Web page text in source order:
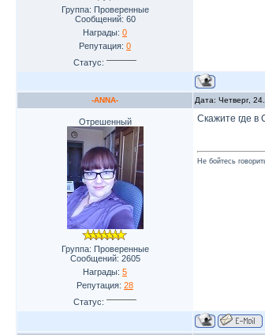
Группа: Проверенные
Сообщений: 60
Награды: 0
Репутация: 0
Статус:
-ANNA- Дата: Четверг,
Отрешенный
Группа: Проверенные
Сообщений: 2605
Награды: 5
Репутация: 28
Статус:
Скажите где в
Не бойтесь